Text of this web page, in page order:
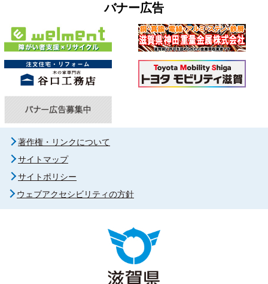
バナー広告
著作権・リンクについて
サイトマップ
サイトポリシー
ウェブアクセシビリティの方針